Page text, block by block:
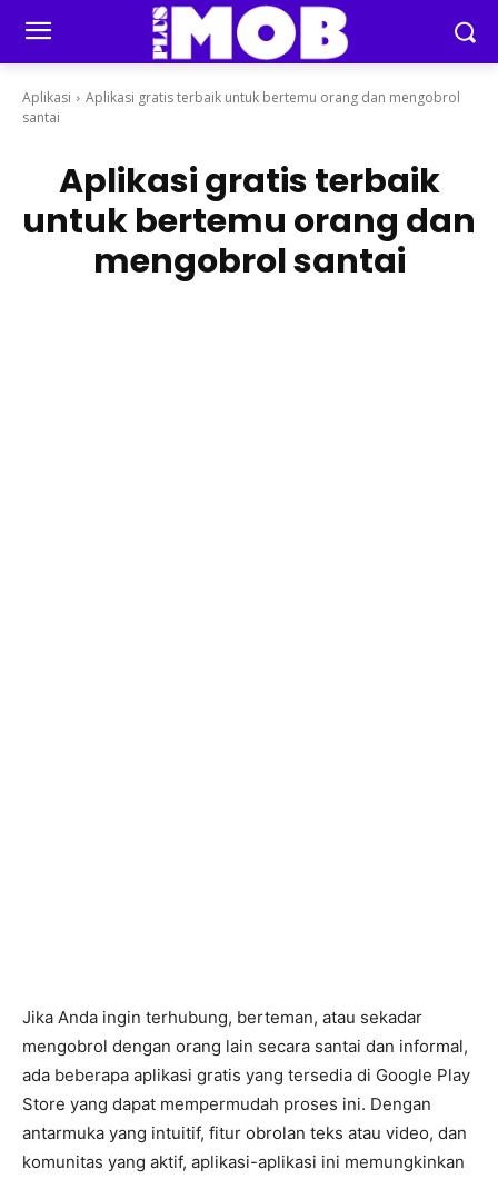
Aplikasi
Aplikasi gratis terbaik untuk bertemu orang dan mengobrol
santai
Aplikasi gratis terbaik
untuk bertemu orang dan
mengobrol santai
Jika Anda ingin terhubung, berteman, atau sekadar
mengobrol dengan orang lain secara santai dan informal,
ada beberapa aplikasi gratis yang tersedia di Google Play
Store yang dapat mempermudah proses ini. Dengan
antarmuka yang intuitif, fitur obrolan teks atau video, dan
komunitas yang aktif, aplikasi-aplikasi ini memungkinkan